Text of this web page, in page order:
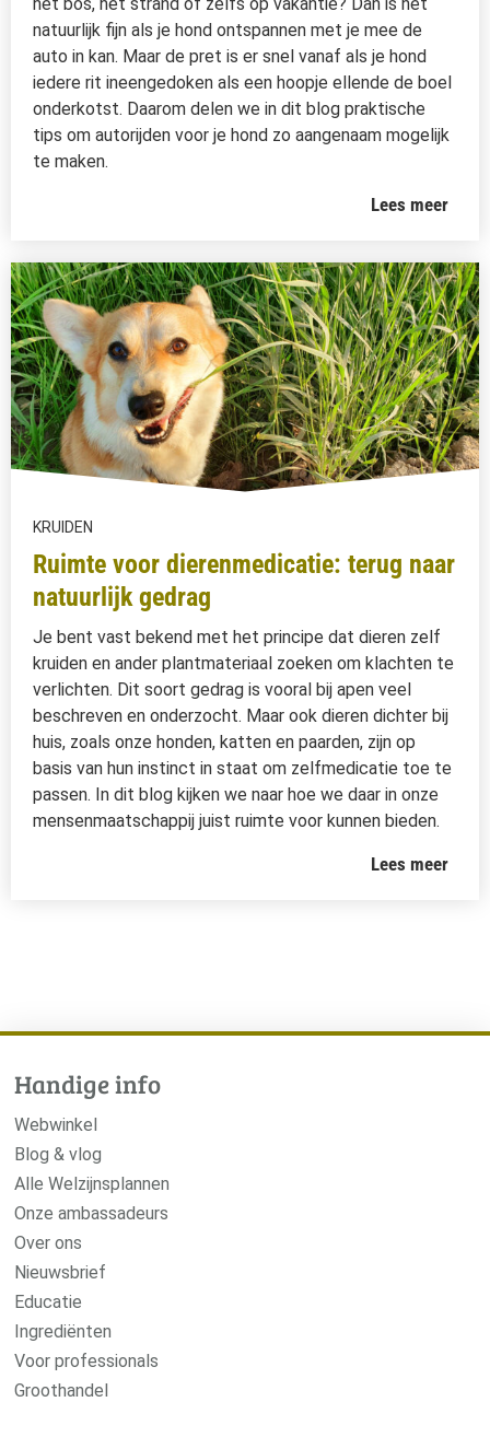
natuurlijk fijn als je hond ontspannen met je mee de
auto in kan. Maar de pret is er snel vanaf als je hond
iedere rit ineengedoken als een hoopje ellende de boel
onderkotst. Daarom delen we in dit blog praktische
tips om autorijden voor je hond zo aangenaam mogelijk
te maken.
Lees meer
KRUIDEN
Ruimte voor dierenmedicatie: terug naar
natuurlijk gedrag
Je bent vast bekend met het principe dat dieren zelf
kruiden en ander plantmateriaal zoeken om klachten te
verlichten. Dit soort gedrag is vooral bij apen veel
beschreven en onderzocht. Maar ook dieren dichter bij
huis, zoals onze honden, katten en paarden, zijn op
basis van hun instinct in staat om zelfmedicatie toe te
passen. In dit blog kijken we naar hoe we daar in onze
mensenmaatschappij juist ruimte voor kunnen bieden.
Lees meer
Handige info
Webwinkel
Blog & vlog
Alle Welzijnsplannen
Onze ambassadeurs
Over ons
Nieuwsbrief
Educatie
Ingrediënten
Voor professionals
Groothandel